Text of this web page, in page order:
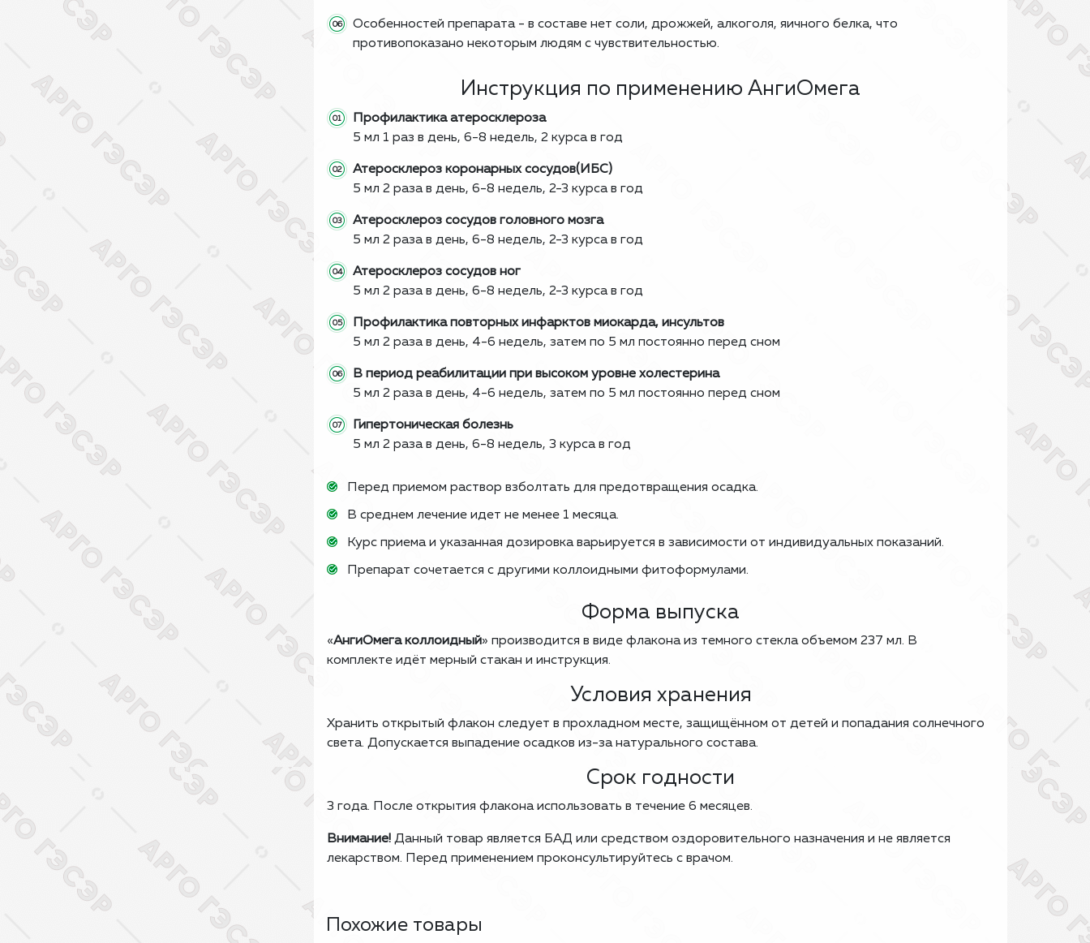
Особенностей препарата - в составе нет соли, дрожжей, алкоголя, яичного белка, что
противопоказано некоторым людям с чувствительностью.
Инструкция по применению АнгиОмега
Профилактика атеросклероза
5 мл 1 раз в день, 6-8 недель, 2 курса в год
Атеросклероз коронарных сосудов(ИБС)
5 мл 2 раза в день, 6-8 недель, 2-3 курса в год
Атеросклероз сосудов головного мозга
5 мл 2 раза в день, 6-8 недель, 2-3 курса в год
Атеросклероз сосудов ног
5 мл 2 раза в день, 6-8 недель, 2-3 курса в год
Профилактика повторных инфарктов миокарда, инсультов
5 мл 2 раза в день, 4-6 недель, затем по 5 мл постоянно перед сном
В период реабилитации при высоком уровне холестерина
5 мл 2 раза в день, 4-6 недель, затем по 5 мл постоянно перед сном
Гипертоническая болезнь
5 мл 2 раза в день, 6-8 недель, 3 курса в год
Перед приемом раствор взболтать для предотвращения осадка.
В среднем лечение идет не менее 1 месяца.
Курс приема и указанная дозировка варьируется в зависимости от индивидуальных показаний.
Препарат сочетается с другими коллоидными фитоформулами.
Форма выпуска
«АнгиОмега коллоидный» производится в виде флакона из темного стекла объемом 237 мл. В
комплекте идёт мерный стакан и инструкция.
Условия хранения
Хранить открытый флакон следует в прохладном месте, защищённом от детей и попадания солнечного
света. Допускается выпадение осадков из-за натурального состава.
Срок годности
3 года. После открытия флакона использовать в течение 6 месяцев.
Внимание! Данный товар является БАД или средством оздоровительного назначения и не является
лекарством. Перед применением проконсультируйтесь с врачом.
Похожие товары